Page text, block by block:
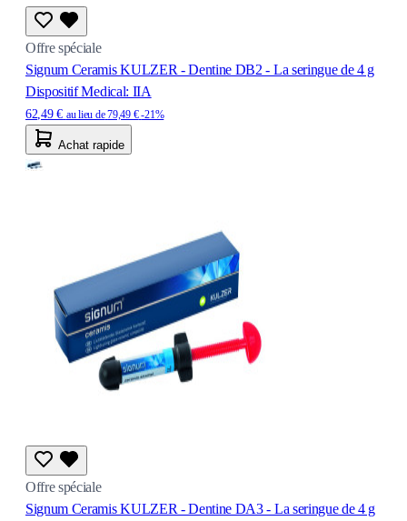
Offre spéciale
Signum Ceramis KULZER - Dentine DB2 - La seringue de 4 g
Dispositif Medical: IIA
62,49 € au lieu de79,49 €-21%
Achat rapide
Offre spéciale
Signum Ceramis KULZER - Dentine DA3 - La seringue de 4 g